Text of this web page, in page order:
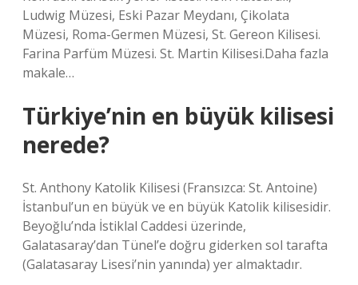
Ludwig Müzesi, Eski Pazar Meydanı, Çikolata
Müzesi, Roma-Germen Müzesi, St. Gereon Kilisesi.
Farina Parfüm Müzesi. St. Martin Kilisesi.Daha fazla
makale…
Türkiye’nin en büyük kilisesi
nerede?
St. Anthony Katolik Kilisesi (Fransızca: St. Antoine)
İstanbul’un en büyük ve en büyük Katolik kilisesidir.
Beyoğlu’nda İstiklal Caddesi üzerinde,
Galatasaray’dan Tünel’e doğru giderken sol tarafta
(Galatasaray Lisesi’nin yanında) yer almaktadır.